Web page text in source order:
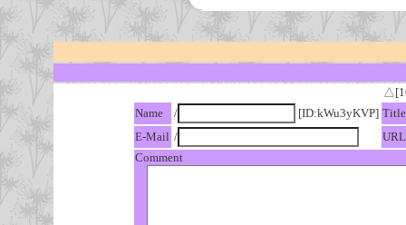
Name
/ [ID:kWu3yKVP] Title
E-Mail /
URL
Comment